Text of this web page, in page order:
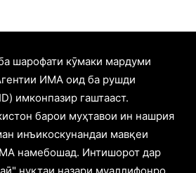
шарофати кӯмаки мардуми
ИМА оид ба рушди
имконпазир гаштааст.
барои муҳтавои ин нашрия
инъикоскунандаи мавқеи
намебошад. Интишорот дар